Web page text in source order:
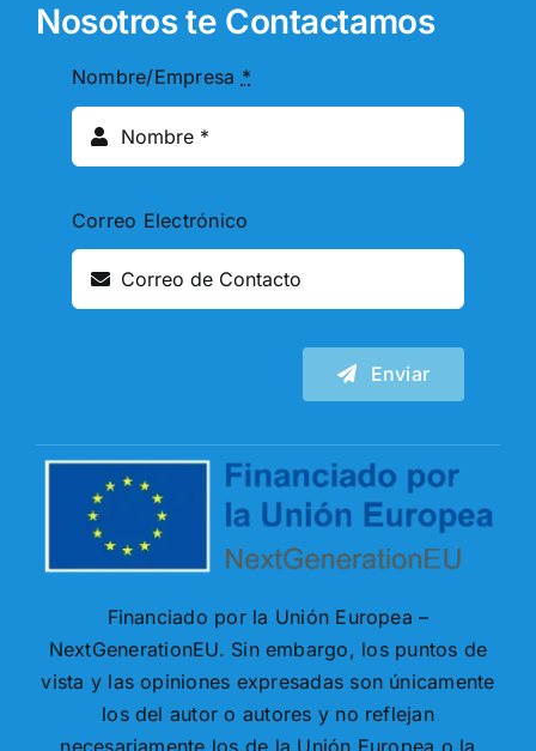
Nosotros te Contactamos
Nombre/Empresa *
Correo Electrónico
Enviar
Financiado por la Unión Europea –
NextGenerationEU. Sin embargo, los puntos de
vista y las opiniones expresadas son únicamente
los del autor o autores y no reflejan